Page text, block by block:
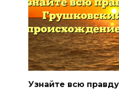
Узнайте всю